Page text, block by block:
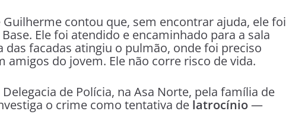
Guilherme contou que, sem encontrar ajuda, ele foi
Ele foi atendido e encaminhado para a sala
das facadas atingiu o pulmão, onde foi preciso
do jovem. Ele não corre risco de vida.
de Polícia, na Asa Norte, pela família de
o crime como tentativa de latrocínio—